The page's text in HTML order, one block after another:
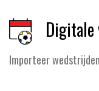
Digitale
Importeer